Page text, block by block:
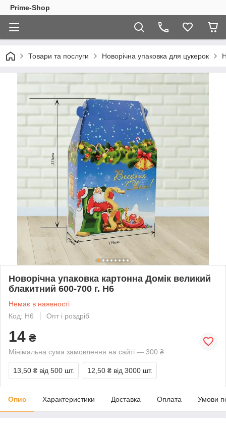
Prime-Shop
Товари та послуги Новорічна упаковка для цукерок
Новорічна упаковка картонна Домік великий
блакитний 600-700 г. Н6
Немає в наявності
Код: Н6
Опт і роздріб
14 ₴
Мінімальна сума замовлення на сайті — 300 ₴
13,50 ₴ від 500 шт. 12,50 ₴ від 3000 шт.
Опис Характеристики Доставка Оплата Умови